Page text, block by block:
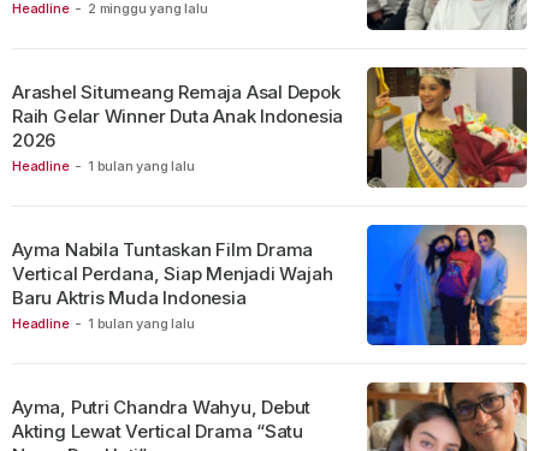
Headline - 2 minggu yang lalu
Headline - 1 bulan yang lalu
Arashel Situmeang Remaja Asal Depok
Raih Gelar Winner Duta Anak Indonesia
2026
Headline - 1 bulan yang lalu
Ayma Nabila Tuntaskan Film Drama
Vertical Perdana, Siap Menjadi Wajah
Baru Aktris Muda Indonesia
Ayma, Putri Chandra Wahyu, Debut
Akting Lewat Vertical Drama “Satu